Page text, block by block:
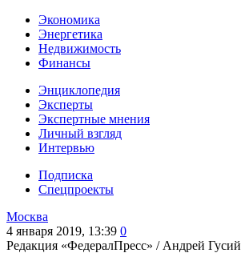
Экономика
Энергетика
Недвижимость
Финансы
Энциклопедия
Эксперты
Экспертные мнения
Личный взгляд
Интервью
Подписка
Спецпроекты
Москва
4 января 2019, 13:39 0
Редакция «ФедералПресс» / Андрей Гусий